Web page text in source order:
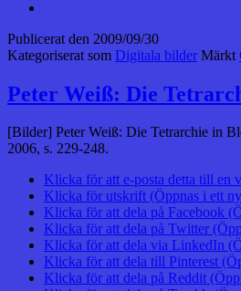
Publicerat den 2009/09/30
Kategoriserat som Digitala bilder Märkt
Peter Weiß: Die
[Bilder] Peter Weiß: Die Tetrarchie in
2006, s. 229-248.
Klicka för att e-posta detta till en
Klicka för utskrift (Öppnas i ett
Klicka för att dela på Facebook
Klicka för att dela på Twitter
Klicka för att dela via LinkedIn
Klicka för att dela till Pinterest
Klicka för att dela på Reddit